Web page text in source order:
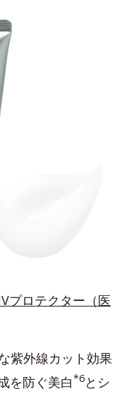
プロテクター（医
紫外線カット効果
を防ぐ美白*6とシ